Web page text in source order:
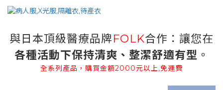
與日本頂級醫療品牌FOLK合作：讓您在
各種活動下保持清爽、整潔舒適有型 。
全系列產品，購買金額2000元以上,免運費
prev next